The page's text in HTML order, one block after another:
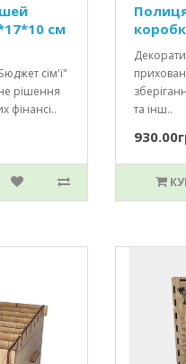
см
сім'ї"
рішення
фінансі..
та інш..